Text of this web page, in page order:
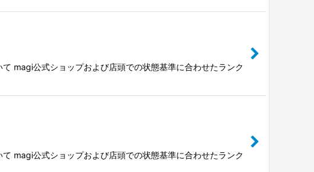
magi公式ショップおよび店頭での状態基準に合わせたランク
magi公式ショップおよび店頭での状態基準に合わせたランク